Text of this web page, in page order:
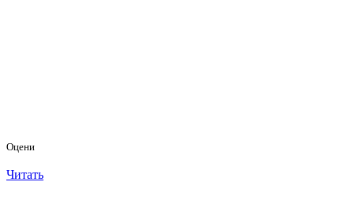
Оцени
Читать